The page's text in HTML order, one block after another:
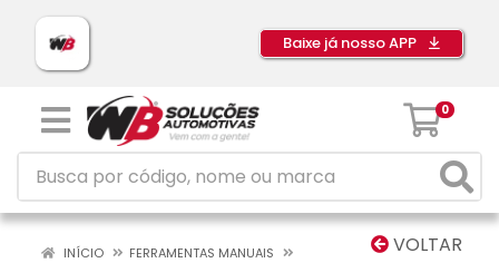
Baixe já nosso APP
0
VOLTAR
INÍCIO
FERRAMENTAS MANUAIS